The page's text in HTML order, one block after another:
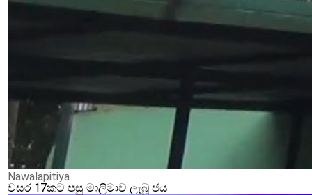
Nawalapitiya
වසර 17කට පසු මාලිමාව ලැබූ ජය